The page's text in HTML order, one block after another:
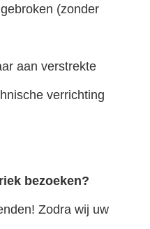
(zonder
aan verstrekte
verrichting
bezoeken?
Zodra wij uw